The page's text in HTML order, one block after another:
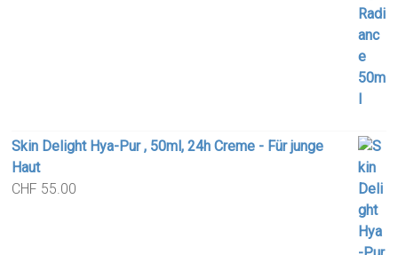
Skin Delight Hya-Pur , 50ml, 24h Creme - Für junge
Haut
CHF 55.00